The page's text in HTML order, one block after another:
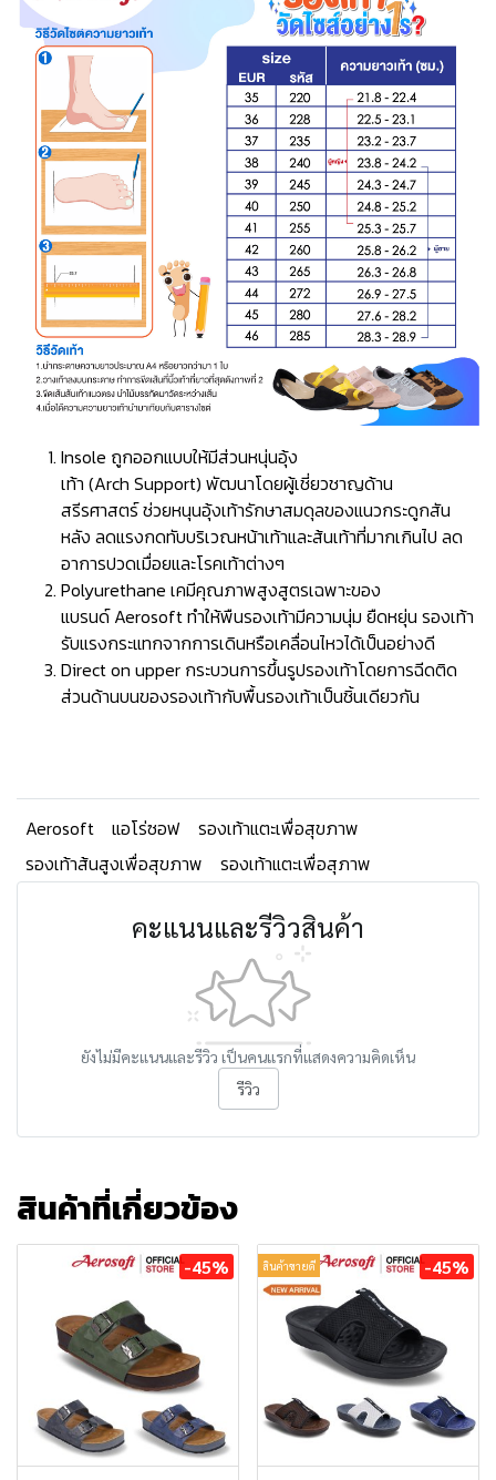
Insole ถูกออกแบบให้มีส่วนหนุ่นอุ้ง
เท้า (Arch Support) พัฒนาโดยผู้เชี่ยวชาญด้าน
สรีรศาสตร์ ช่วยหนุนอุ้งเท้ารักษาสมดุลของแนวกระดูกสัน
หลัง ลดแรงกดทับบริเวณหน้าเท้าและส้นเท้าที่มากเกินไป ลด
อาการปวดเมื่อยและโรคเท้าต่างๆ
Polyurethane เคมีคุณภาพสูงสูตรเฉพาะของ
แบรนด์ Aerosoft ทำให้พืนรองเท้ามีความนุ่ม ยืดหยุ่น รองเท้า
รับแรงกระแทกจากการเดินหรือเคลื่อนไหวได้เป็นอย่างดี
Direct on upper กระบวนการขึ้นรูปรองเท้าโดยการฉีดติด
ส่วนด้านบนของรองเท้ากับพื้นรองเท้าเป็นชิ้นเดียวกัน
Aerosoft แอโร่ซอฟ
รองเท้าแตะเพื่อสุขภาพ
รองเท้าส้นสูงเพื่อสุขภาพ
รองเท้าแตะเพื่อสุภาพ
คะแนนและรีวิวสินค้า
ยังไม่มีคะแนนและรีวิว เป็นคนแรกที่แสดงความคิดเห็น
รีวิว
สินค้าที่เกี่ยวข้อง
-45% สินค้าขายดี -45%